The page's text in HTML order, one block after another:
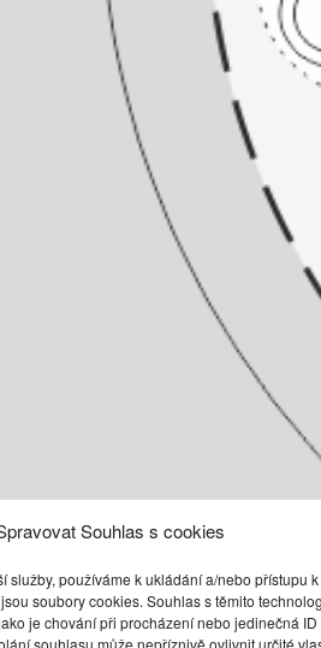
Souhlas s cookies
služby, používáme k ukládání a/nebo přístupu
soubory cookies. Souhlas s těmito
je chování při procházení nebo jedinečná ID
souhlasu může nepříznivě ovlivnit určité